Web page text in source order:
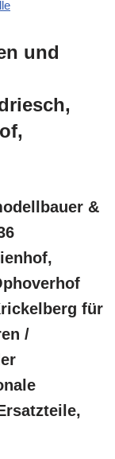
und
&
für
/